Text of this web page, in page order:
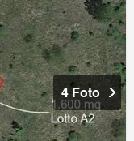
4 Foto